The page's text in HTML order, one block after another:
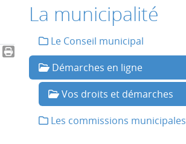
TwitterImprimer la page
La municipalité
Le Conseil municipal
Démarches en ligne
Vos droits et démarches
Les commissions municipales